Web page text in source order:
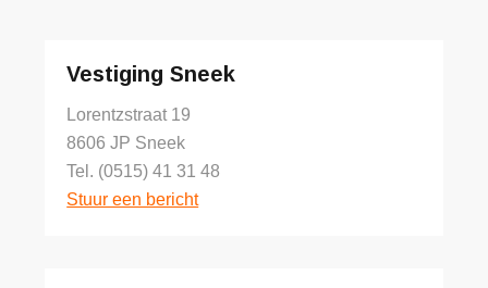
Vestiging Sneek
Lorentzstraat 19
8606 JP Sneek
Tel. (0515) 41 31 48
Stuur een bericht